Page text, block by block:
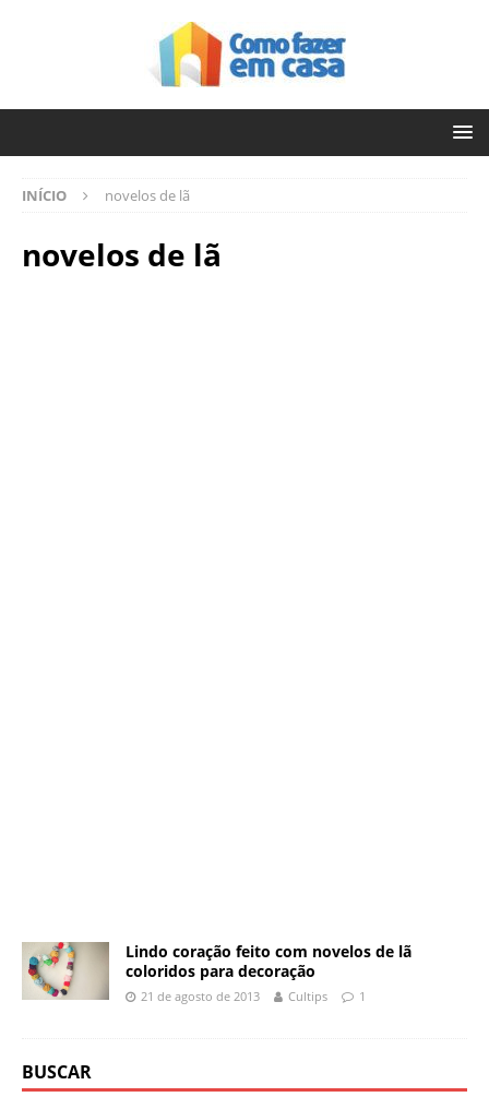
INÍCIO novelos de lã
novelos de lã
Lindo coração feito com novelos de lã
coloridos para decoração
21 de agosto de 2013 Cultips 1
BUSCAR